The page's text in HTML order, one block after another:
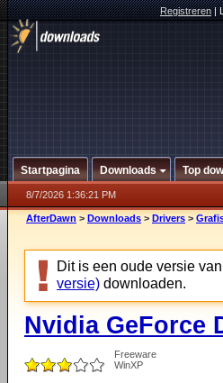
Registreren|
Startpagina Downloads Top
8/7/2026 1:36:21 PM
AfterDawn > Downloads > Drivers >
Dit is een oude versie
versie) downloaden.
Nvidia GeForce
Freeware
WinXP